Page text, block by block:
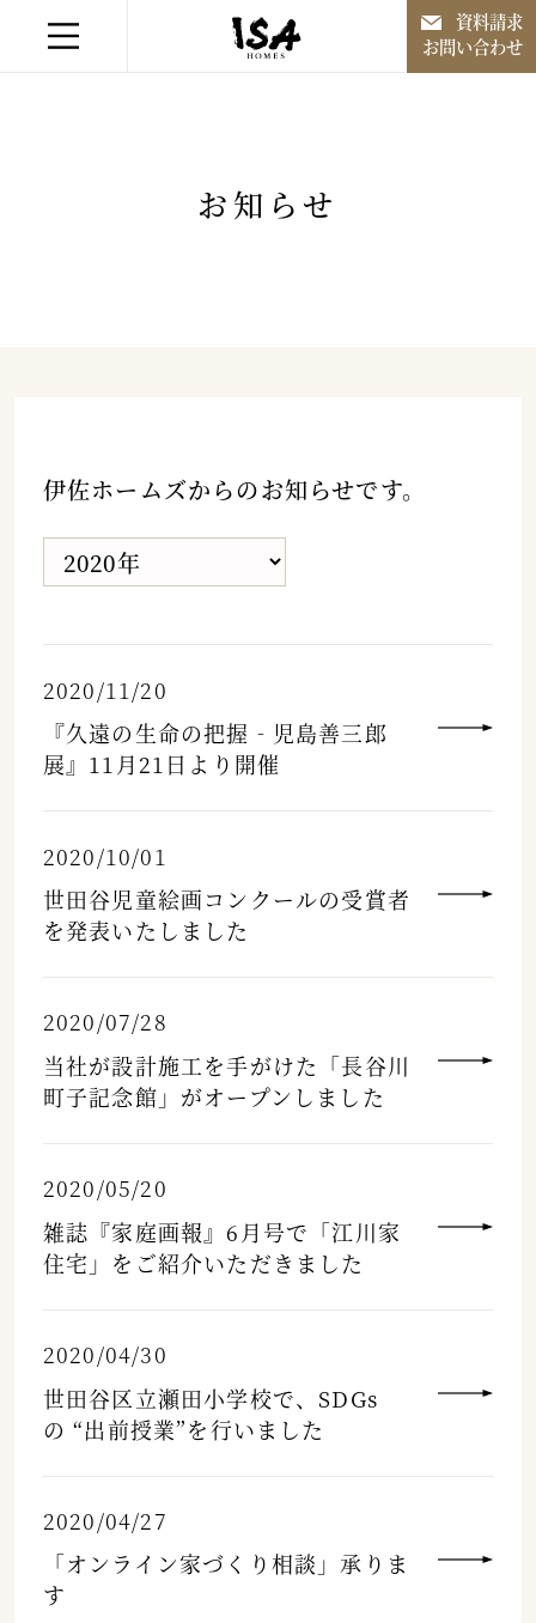
住宅作品
お知らせ
資料請求
お問い合わせ
お知らせ
伊佐ホームズからのお知らせです。
2020/11/20
『久遠の生命の把握‐児島善三郎
展』11月21日より開催
2020/10/01
世田谷児童絵画コンクールの受賞者
を発表いたしました
2020/07/28
当社が設計施工を手がけた「長谷川
町子記念館」がオープンしました
2020/05/20
雑誌『家庭画報』6月号で「江川家
住宅」をご紹介いただきました
2020/04/30
世田谷区立瀬田小学校で、SDGs
の “出前授業”を行いました
2020/04/27
「オンライン家づくり相談」承りま
す